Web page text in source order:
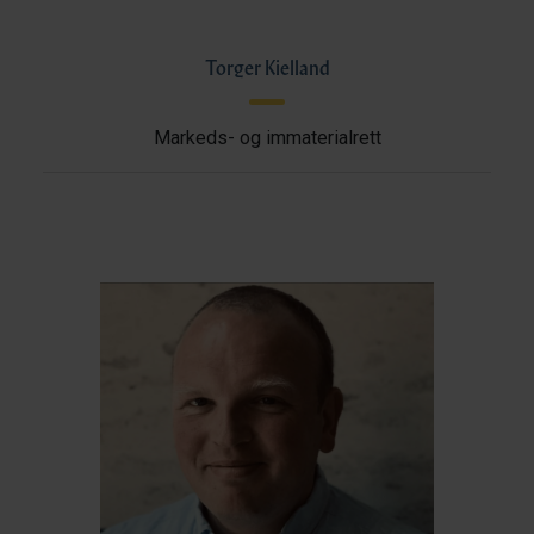
Torger Kielland
Markeds- og immaterialrett